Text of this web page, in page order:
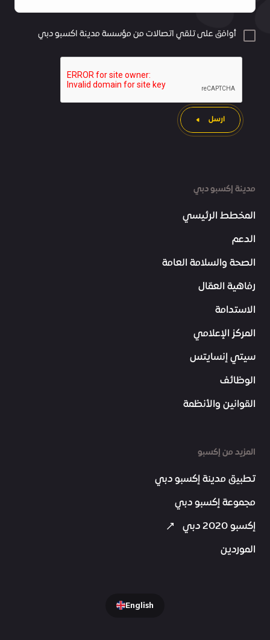
مدينة إكسبو دبي
المخطط الرئيسي
الدعم
الصحة والسلامة العامة
رفاهية العمّال
الاستدامة
المركز الإعلامي
سيتي إنسايتس
الوظائف
القوانين والأنظمة
المزيد من إكسبو
تطبيق مدينة إكسبو دبي
مجموعة إكسبو دبي
إكسبو 2020 دبي
الموردين
أوافق على تلقي اتصالات من مؤسسة مدينة اكسبو دبي
ارسل
English